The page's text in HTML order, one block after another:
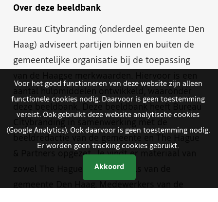
Over deze beeldbank
Bureau Citybranding (onderdeel gemeente Den
Haag) adviseert partijen binnen en buiten de
gemeentelijke organisatie bij de toepassing
& Partners opgezet. Je vindt er materiaal van
zowel The Hague & Partners als van de
Voor het goed functioneren van deze website zijn alleen
functionele cookies nodig. Daarvoor is geen toestemming
vereist. Ook gebruikt deze website analytische cookies
(Google Analytics). Ook daarvoor is geen toestemming nodig.
Er worden geen tracking cookies gebruikt.
Akkoord